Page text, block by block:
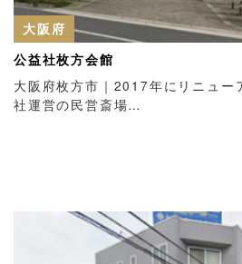
大阪府
公益社枚方会館
大阪府枚方市｜2017年にリニュー
社運営の民営斎場…